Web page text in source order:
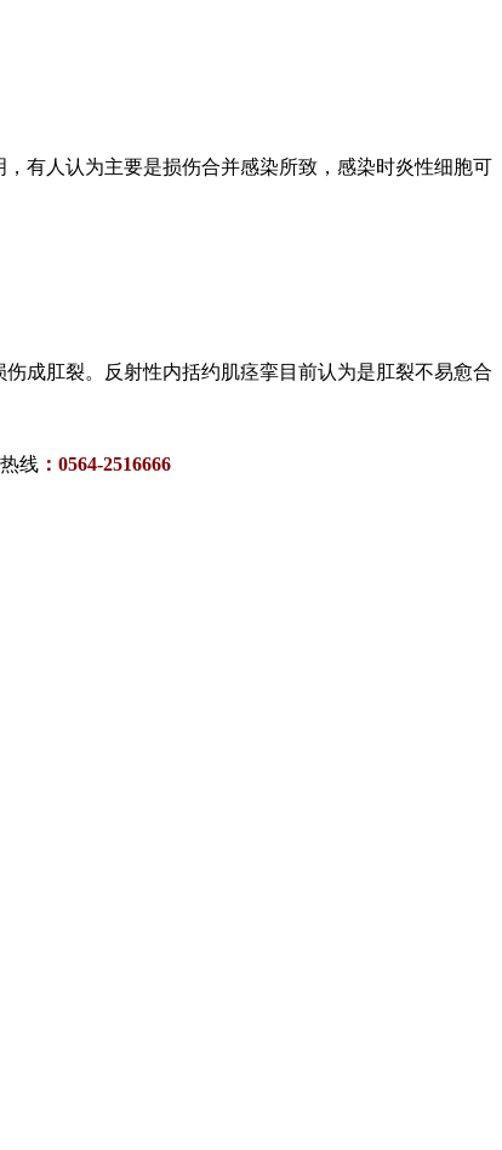
有人认为主要是损伤合并感染所致，感染时炎性细胞可
成肛裂。反射性内括约肌痉挛目前认为是肛裂不易愈合
线：0564-2516666